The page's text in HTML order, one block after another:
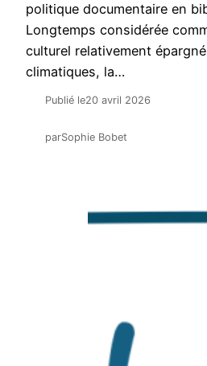
politique documentaire en
Longtemps considérée
culturel relativement
climatiques, la…
Publié le20 avril 2026
parSophie Bobet